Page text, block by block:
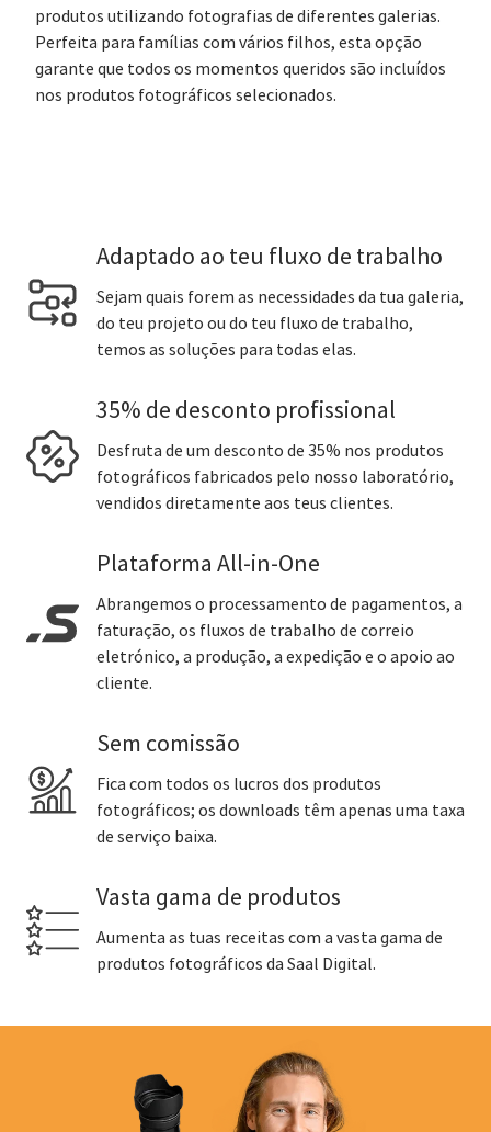
produtos utilizando fotografias de diferentes galerias.
Perfeita para famílias com vários filhos, esta opção
garante que todos os momentos queridos são incluídos
nos produtos fotográficos selecionados.
Adaptado ao teu fluxo de trabalho
Sejam quais forem as necessidades da tua galeria,
do teu projeto ou do teu fluxo de trabalho,
temos as soluções para todas elas.
35% de desconto profissional
Desfruta de um desconto de 35% nos produtos
fotográficos fabricados pelo nosso laboratório,
vendidos diretamente aos teus clientes.
Plataforma All-in-One
Abrangemos o processamento de pagamentos, a
faturação, os fluxos de trabalho de correio
eletrónico, a produção, a expedição e o apoio ao
cliente.
Sem comissão
Fica com todos os lucros dos produtos
fotográficos; os downloads têm apenas uma taxa
de serviço baixa.
Vasta gama de produtos
Aumenta as tuas receitas com a vasta gama de
produtos fotográficos da Saal Digital.